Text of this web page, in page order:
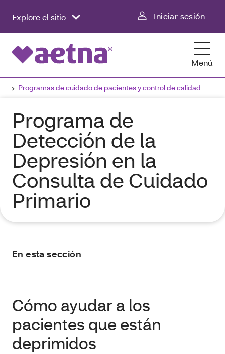
Explore el sitio Iniciar sesión
Menú
Programas de cuidado de pacientes y control de calidad
Programa de
Detección de la
Depresión en la
Consulta de Cuidado
Primario
En esta sección
Cómo ayudar a los
pacientes que están
deprimidos